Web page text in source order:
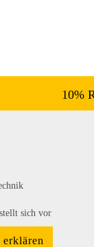
10%
sich vor